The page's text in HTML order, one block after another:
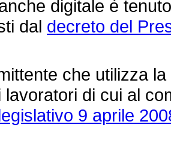
digitale è
dal decreto del
che utilizza la
lavoratori di cui al
9 aprile